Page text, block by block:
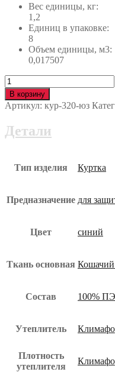
Вес единицы, кг:
1,2
Единиц в упаковке:
8
Объем единицы, м3:
0,017507
Количество
Куртка
АЛЯСКА
ЛЮКС
кур-320-
В корзину
Артикул: кур-320-юз
Детали
Тип изделия Куртка
Предназначение для
Цвет синий
Ткань основная Кошачий
Состав 100% ПЭ
Утеплитель
Плотность
утеплителя